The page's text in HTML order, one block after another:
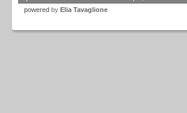
powered by Elia Tavaglione